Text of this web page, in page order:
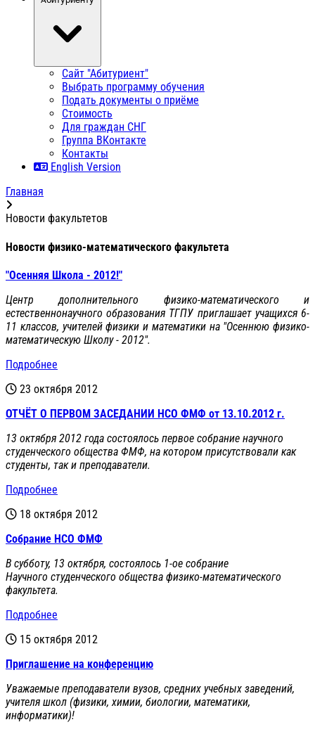
Сайт "Абитуриент"
Выбрать программу обучения
Подать документы о приёме
Стоимость
Для граждан СНГ
Группа ВКонтакте
Контакты
English Version
Главная
Новости факультетов
Новости физико-математического факультета
"Осенняя Школа - 2012!"
Центр дополнительного физико-математического и
естественнонаучного образования ТГПУ приглашает учащихся 6-
11 классов, учителей физики и математики на "Осеннюю физико-
математическую Школу - 2012".
Подробнее
23 октября 2012
ОТЧЁТ О ПЕРВОМ ЗАСЕДАНИИ НСО ФМФ от 13.10.2012 г.
13 октября 2012 года состоялось первое собрание научного
студенческого общества ФМФ, на котором присутствовали как
студенты, так и преподаватели.
Подробнее
18 октября 2012
Собрание НСО ФМФ
В субботу, 13 октября, состоялось 1-ое собрание
Научного студенческого общества физико-математического
факультета.
Подробнее
15 октября 2012
Приглашение на конференцию
Уважаемые преподаватели вузов, средних учебных заведений,
учителя школ (физики, химии, биологии, математики,
информатики)!